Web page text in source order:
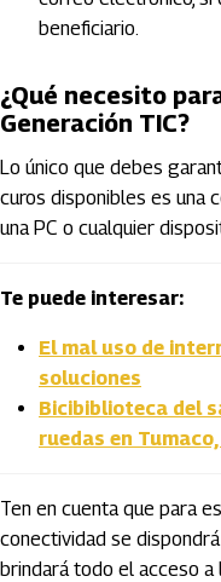
beneficiario.
¿Qué necesito
Generación TIC?
Lo único que debes
curos disponibles es una
una PC o cualquier
Te puede interesar:
El mal uso de
soluciones
Bicibiblioteca del
ruedas en
Ten en cuenta que para
conectividad se
brindará todo el acceso